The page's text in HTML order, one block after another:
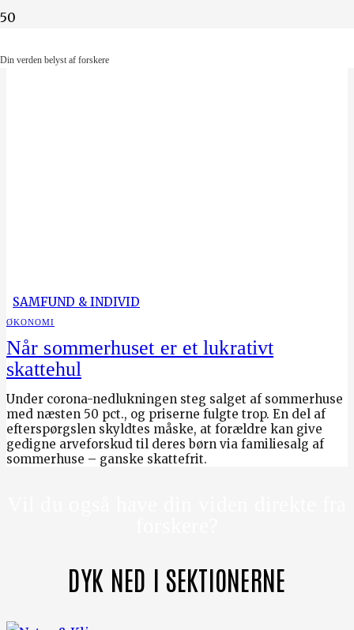
Din verden belyst af forskere
SAMFUND & INDIVID
ØKONOMI
Når sommerhuset er et lukrativt
skattehul
Under corona-nedlukningen steg salget af sommerhuse
med næsten 50 pct., og priserne fulgte trop. En del af
efterspørgslen skyldtes måske, at forældre kan give
gedigne arveforskud til deres børn via familiesalg af
sommerhuse – ganske skattefrit.
DYK NED I SEKTIONERNE